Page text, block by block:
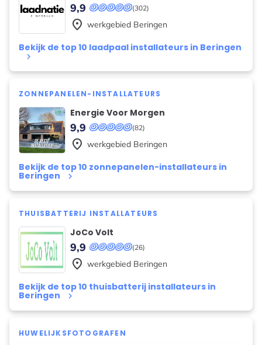
(302)
9,9
Bekijk de top 10 laadpaal installateurs in Beringen
keyboard_arrow_right
place werkgebied Beringen
ZONNEPANELEN-INSTALLATEURS
Energie Voor Morgen
(82)
9,9
Bekijk de top 10 zonnepanelen-installateurs in
Beringen keyboard_arrow_right
place werkgebied Beringen
THUISBATTERIJ INSTALLATEURS
JoCo Volt
(26)
9,9
Bekijk de top 10 thuisbatterij installateurs in
Beringen keyboard_arrow_right
place werkgebied Beringen
HUWELIJKSFOTOGRAFEN